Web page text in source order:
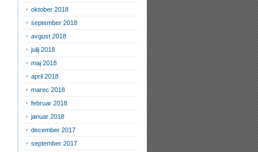
oktober 2018
september 2018
avgust 2018
julij 2018
maj 2018
april 2018
marec 2018
februar 2018
januar 2018
december 2017
september 2017